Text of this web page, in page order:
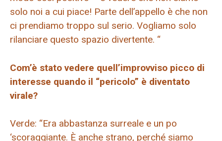
solo noi a cui piace! Parte dell’appello è che non
ci prendiamo troppo sul serio. Vogliamo solo
rilanciare questo spazio divertente. “
Com’è stato vedere quell’improvviso picco di
interesse quando il “pericolo” è diventato
virale?
Verde: “Era abbastanza surreale e un po
‘scoraggiante. È anche strano, perché siamo